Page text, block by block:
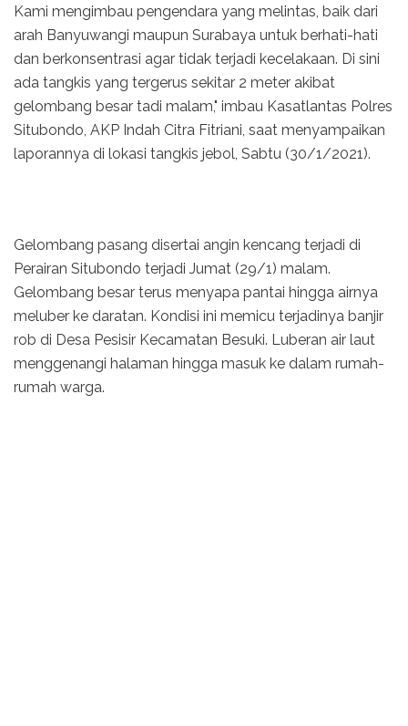
Kami mengimbau pengendara yang melintas, baik dari
arah Banyuwangi maupun Surabaya untuk berhati-hati
dan berkonsentrasi agar tidak terjadi kecelakaan. Di sini
ada tangkis yang tergerus sekitar 2 meter akibat
gelombang besar tadi malam," imbau Kasatlantas Polres
Situbondo, AKP Indah Citra Fitriani, saat menyampaikan
laporannya di lokasi tangkis jebol, Sabtu (30/1/2021).
Gelombang pasang disertai angin kencang terjadi di
Perairan Situbondo terjadi Jumat (29/1) malam.
Gelombang besar terus menyapa pantai hingga airnya
meluber ke daratan. Kondisi ini memicu terjadinya banjir
rob di Desa Pesisir Kecamatan Besuki. Luberan air laut
menggenangi halaman hingga masuk ke dalam rumah-
rumah warga.